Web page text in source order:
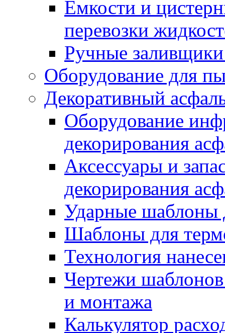
Емкости и
перевозки
Ручные
Оборудование для
Декоративный
Оборудование
декорирования
Аксессуары и
декорирования
Ударные шаблоны
Шаблоны для
Технология
Чертежи шаблонов
и монтажа
Калькулятор